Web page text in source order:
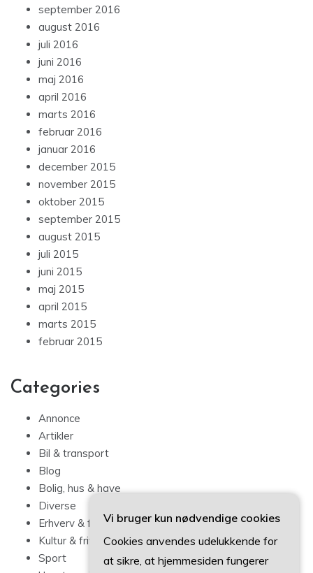
september 2016
august 2016
juli 2016
juni 2016
maj 2016
april 2016
marts 2016
februar 2016
januar 2016
december 2015
november 2015
oktober 2015
september 2015
august 2015
juli 2015
juni 2015
maj 2015
april 2015
marts 2015
februar 2015
Categories
Annonce
Artikler
Bil & transport
Blog
Bolig, hus & have
Diverse
Erhverv & forbrug
Kultur & fritid
Sport
Vi bruger kun nødvendige cookies
Cookies anvendes udelukkende for
at sikre, at hjemmesiden fungerer